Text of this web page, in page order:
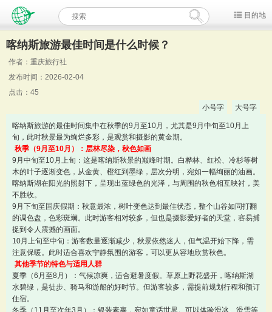
目的地
喀纳斯旅游最佳时间是什么时候？
作者：重庆旅行社
发布时间：2026-02-04
点击：45
小号字
大号字
喀纳斯旅游的最佳时间集中在秋季的9月至10月，尤其是9月中旬至10月上
旬，此时秋景最为绚烂多彩，是观赏和摄影的黄金期。
秋季（9月至10月）：层林尽染，秋色如画
9月中旬至10月上旬：这是喀纳斯秋景的巅峰时期。白桦林、红松、冷杉等树
木的叶子逐渐变色，从金黄、橙红到墨绿，层次分明，宛如一幅绚丽的油画。
喀纳斯湖在阳光的照射下，呈现出蓝绿色的光泽，与周围的秋色相互映衬，美
不胜收。
9月下旬至国庆假期：秋意最浓，树叶变色达到最佳状态，整个山谷如同打翻
的调色盘，色彩斑斓。此时游客相对较多，但也是摄影爱好者的天堂，容易捕
捉到令人震撼的画面。
10月上旬至中旬：游客数量逐渐减少，秋景依然迷人，但气温开始下降，需
注意保暖。此时适合喜欢宁静氛围的游客，可以更从容地欣赏秋色。
其他季节的特色与适用人群
夏季（6月至8月）：气候凉爽，适合避暑度假。草原上野花盛开，喀纳斯湖
水碧绿，是徒步、骑马和游船的好时节。但游客较多，需提前规划行程和预订
住宿。
冬季（11月至次年3月）：银装素裹，宛如童话世界。可以体验滑冰、滑雪等